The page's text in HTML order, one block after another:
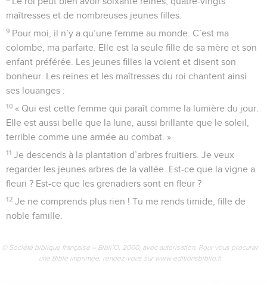
maîtresses et de nombreuses jeunes filles.
9 Pour moi, il n’y a qu’une femme au monde. C’est ma
colombe, ma parfaite. Elle est la seule fille de sa mère et son
enfant préférée. Les jeunes filles la voient et disent son
bonheur. Les reines et les maîtresses du roi chantent ainsi
ses louanges :
10 « Qui est cette femme qui paraît comme la lumière du jour.
Elle est aussi belle que la lune, aussi brillante que le soleil,
terrible comme une armée au combat. »
11 Je descends à la plantation d’arbres fruitiers. Je veux
regarder les jeunes arbres de la vallée. Est-ce que la vigne a
fleuri ? Est-ce que les grenadiers sont en fleur ?
12 Je ne comprends plus rien ! Tu me rends timide, fille de
noble famille.
© Société biblique française – Bibli’O, 2000, avec autorisation. Pour vous procurer
une Bible imprimée, rendez-vous sur www.editionsbiblio.fr